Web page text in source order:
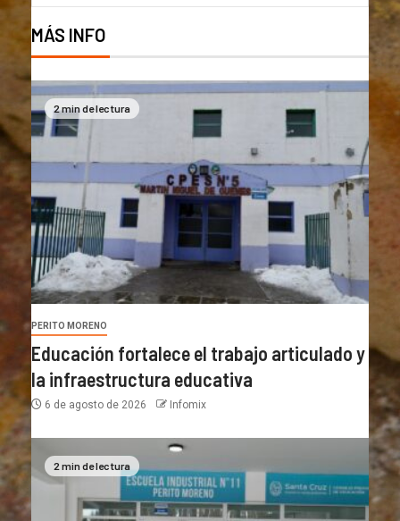
MÁS INFO
2 min de lectura
PERITO MORENO
Educación fortalece el trabajo articulado y
la infraestructura educativa
6 de agosto de 2026 Infomix
2 min de lectura